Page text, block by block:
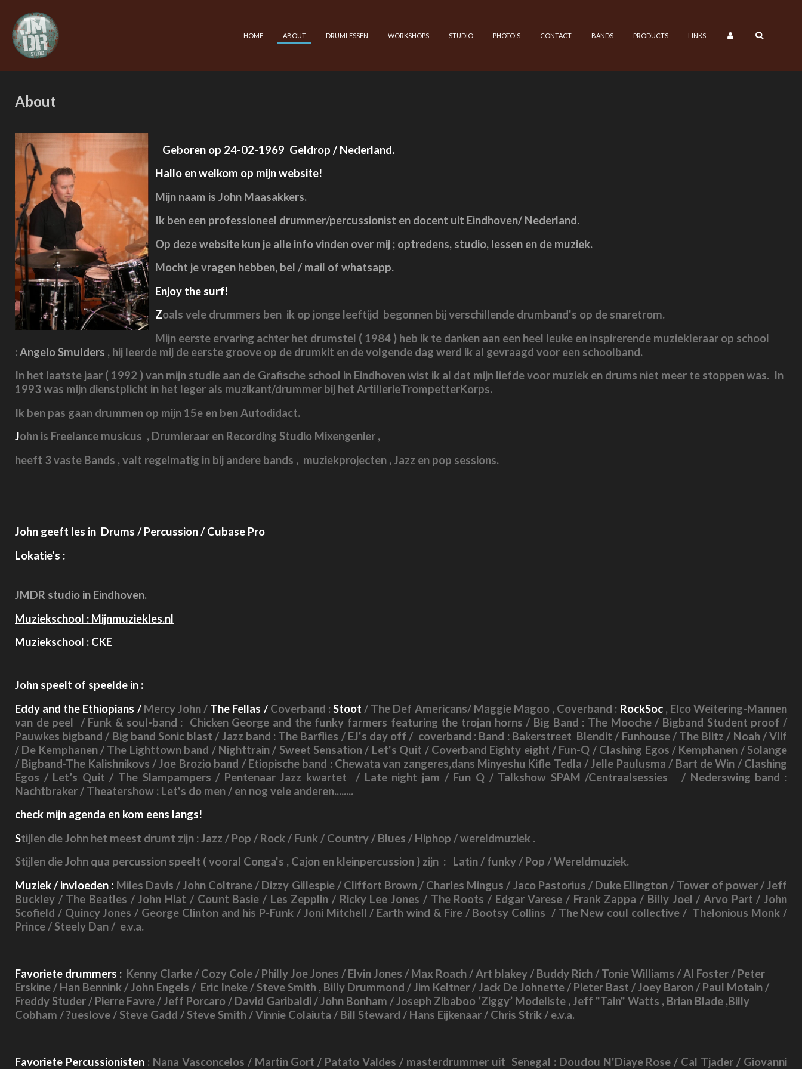
direct
naar
de
hoofdinhoud
HOME ABOUT DRUMLESSEN WORKSHOPS STUDIO PHOTO'S CONTACT BANDS PRODUCTS LINKS
About
Geboren op 24-02-1969 Geldrop / Nederland.
Hallo en welkom op mijn website!
Mijn naam is John Maasakkers.
Ik ben een professioneel drummer/percussionist en docent uit Eindhoven/ Nederland.
Op deze website kun je alle info vinden over mij ; optredens, studio, lessen en de muziek.
Mocht je vragen hebben, bel / mail of whatsapp.
Enjoy the surf!
Zoals vele drummers ben ik op jonge leeftijd begonnen bij verschillende drumband's op de snaretrom.
Mijn eerste ervaring achter het drumstel ( 1984 ) heb ik te danken aan een heel leuke en inspirerende muziekleraar op school
:Angelo Smulders , hij leerde mij de eerste groove op de drumkit en de volgende dag werd ik al gevraagd voor een schoolband.
In het laatste jaar ( 1992 ) van mijn studie aan de Grafische school in Eindhoven wist ik al dat mijn liefde voor muziek en drums niet meer te stoppen was. In
1993 was mijn dienstplicht in het leger als muzikant/drummer bij het ArtillerieTrompetterKorps.
Ik ben pas gaan drummen op mijn 15e en ben Autodidact.
John is Freelance musicus , Drumleraar en Recording Studio Mixengenier ,
heeft 3 vaste Bands , valt regelmatig in bij andere bands , muziekprojecten , Jazz en pop sessions.
John geeft les in Drums / Percussion / Cubase Pro
Lokatie's :
JMDR studio in Eindhoven.
Muziekschool : Mijnmuziekles.nl
Muziekschool : CKE
John speelt of speelde in :
Eddy and the Ethiopians /Mercy John / The Fellas /Coverband :Stoot / The Def Americans/ Maggie Magoo , Coverband : RockSoc , Elco Weitering-Mannen
van de peel / Funk & soul-band : Chicken George and the funky farmers featuring the trojan horns / Big Band : The Mooche / Bigband Student proof /
Pauwkes bigband / Big band Sonic blast / Jazz band : The Barflies / EJ's day off / coverband : Band : Bakerstreet Blendit / Funhouse / The Blitz / Noah / Vlif
/ De Kemphanen / The Lighttown band / Nighttrain / Sweet Sensation / Let's Quit / Coverband Eighty eight / Fun-Q / Clashing Egos / Kemphanen / Solange
/ Bigband-The Kalishnikovs / Joe Brozio band / Etiopische band : Chewata van zangeres,dans Minyeshu Kifle Tedla / Jelle Paulusma / Bart de Win / Clashing
Egos / Let’s Quit / The Slampampers / Pentenaar Jazz kwartet / Late night jam / Fun Q / Talkshow SPAM /Centraalsessies / Nederswing band :
Nachtbraker / Theatershow : Let's do men / en nog vele anderen........
check mijn agenda en kom eens langs!
Stijlen die John het meest drumt zijn : Jazz / Pop / Rock / Funk / Country / Blues / Hiphop / wereldmuziek .
Stijlen die John qua percussion speelt ( vooral Conga's , Cajon en kleinpercussion ) zijn : Latin / funky / Pop / Wereldmuziek.
Muziek / invloeden : Miles Davis / John Coltrane / Dizzy Gillespie / Cliffort Brown / Charles Mingus / Jaco Pastorius / Duke Ellington / Tower of power / Jeff
Buckley / The Beatles / John Hiat / Count Basie / Les Zepplin / Ricky Lee Jones / The Roots / Edgar Varese / Frank Zappa / Billy Joel / Arvo Part / John
Scofield / Quincy Jones / George Clinton and his P-Funk / Joni Mitchell / Earth wind & Fire / Bootsy Collins / The New coul collective / Thelonious Monk /
Prince / Steely Dan / e.v.a.
Favoriete drummers : Kenny Clarke / Cozy Cole / Philly Joe Jones / Elvin Jones / Max Roach / Art blakey / Buddy Rich / Tonie Williams / Al Foster / Peter
Erskine / Han Bennink / John Engels / Eric Ineke / Steve Smith , Billy Drummond / Jim Keltner / Jack De Johnette / Pieter Bast / Joey Baron / Paul Motain /
Freddy Studer / Pierre Favre / Jeff Porcaro / David Garibaldi / John Bonham / Joseph Zibaboo ‘Ziggy’ Modeliste , Jeff "Tain" Watts , Brian Blade ,Billy
Cobham / ?ueslove / Steve Gadd / Steve Smith / Vinnie Colaiuta / Bill Steward / Hans Eijkenaar / Chris Strik / e.v.a.
Favoriete Percussionisten : Nana Vasconcelos / Martin Gort / Patato Valdes / masterdrummer uit Senegal : Doudou N'Diaye Rose / Cal Tjader / Giovanni